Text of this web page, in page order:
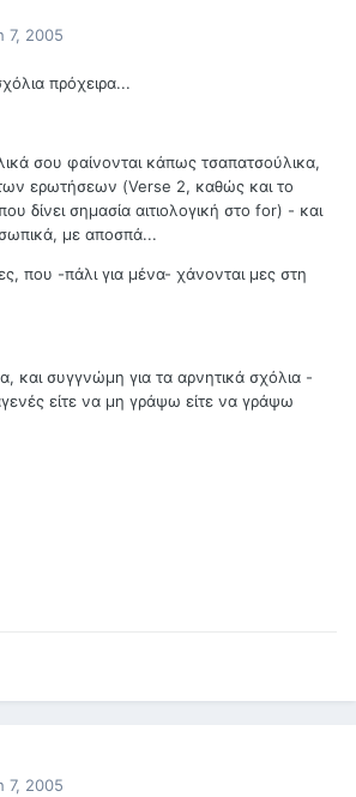
7, 2005
πρόχειρα...
σου φαίνονται κάπως τσαπατσούλικα,
ερωτήσεων (Verse 2, καθώς και το
δίνει σημασία αιτιολογική στο for) - και
με αποσπά...
που -πάλι για μένα- χάνονται μες στη
και συγγνώμη για τα αρνητικά σχόλια -
είτε να μη γράψω είτε να γράψω
7, 2005